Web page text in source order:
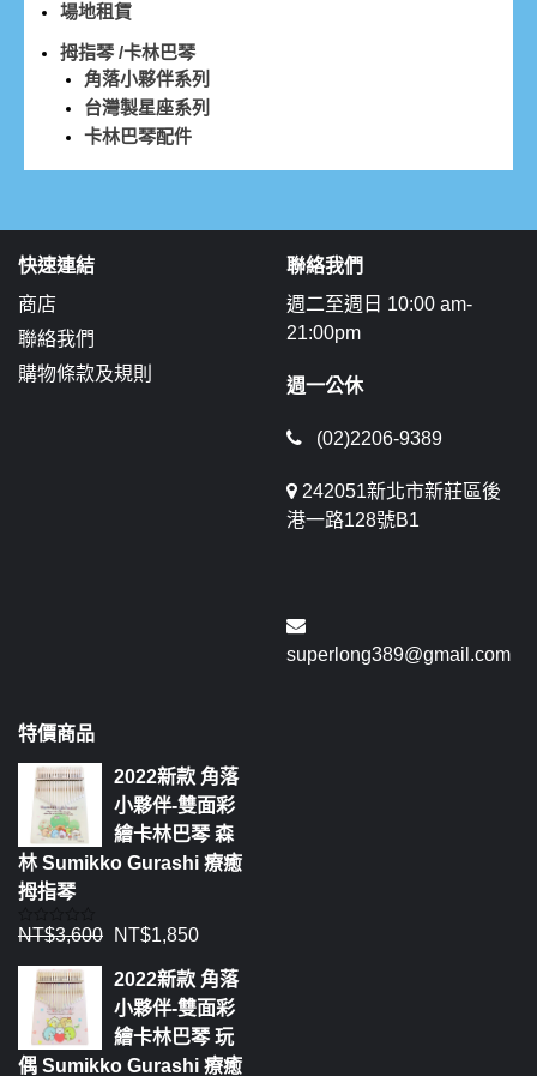
場地租賃
拇指琴 /卡林巴琴
角落小夥伴系列
台灣製星座系列
卡林巴琴配件
快速連結
商店
聯絡我們
購物條款及規則
聯絡我們
週二至週日 10:00 am-
21:00pm
週一公休
(02)2206-9389
242051新北市新莊區後
港一路128號B1
superlong389@gmail.com
特價商品
2022新款 角落
小夥伴-雙面彩
繪卡林巴琴 森
林 Sumikko Gurashi 療癒
拇指琴
評
0
NT$3,600 NT$1,850
2022新款 角落
小夥伴-雙面彩
繪卡林巴琴 玩
偶 Sumikko Gurashi 療癒